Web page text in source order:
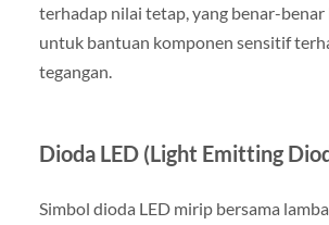
terhadap nilai tetap, yang benar-
untuk bantuan komponen sensitif
tegangan.
Dioda LED (Light Emitting
Simbol dioda LED mirip bersama